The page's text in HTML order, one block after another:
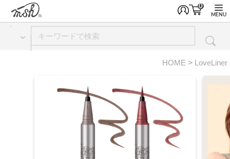
0
MENU
HOME LoveLiner